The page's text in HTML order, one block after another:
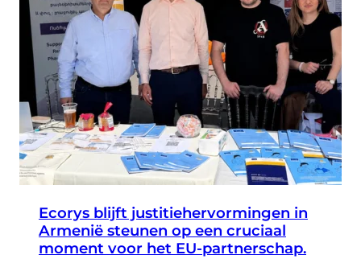
Ecorys blijft justitiehervormingen in
Armenië steunen op een cruciaal
moment voor het EU-partnerschap.